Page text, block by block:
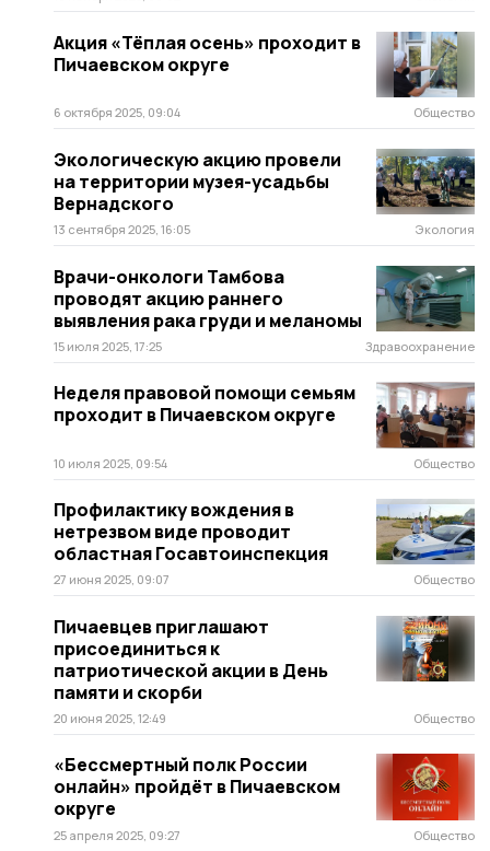
Акция «Тёплая осень» проходит в
Пичаевском округе
6 октября 2025, 09:04 Общество
Экологическую акцию провели
на территории музея-усадьбы
Вернадского
13 сентября 2025, 16:05 Экология
Врачи-онкологи Тамбова
проводят акцию раннего
выявления рака груди и меланомы
15 июля 2025, 17:25 Здравоохранение
Неделя правовой помощи семьям
проходит в Пичаевском округе
10 июля 2025, 09:54 Общество
Профилактику вождения в
нетрезвом виде проводит
областная Госавтоинспекция
27 июня 2025, 09:07 Общество
Пичаевцев приглашают
присоединиться к
патриотической акции в День
памяти и скорби
20 июня 2025, 12:49 Общество
«Бессмертный полк России
онлайн» пройдёт в Пичаевском
округе
25 апреля 2025, 09:27 Общество